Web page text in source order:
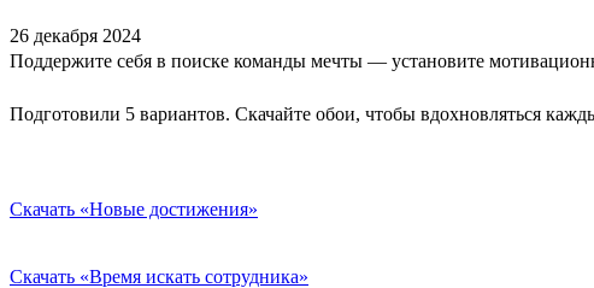
26 декабря 2024
Поддержите себя в поиске команды мечты — установите
Подготовили 5 вариантов. Скачайте обои, чтобы вдохновляться
Скачать «Новые достижения»
Скачать «Время искать сотрудника»